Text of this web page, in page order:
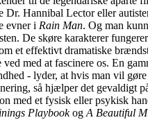
Dr. Hannibal Lector eller
evner i Rain Man. Og man
De skøre karakterer
et effektivt dramatiske
ved med at fascinere os. En
- lyder, at hvis man vil
så hjælper det gevaldigt
med et fysisk eller psykisk
Playbookog A Beautiful